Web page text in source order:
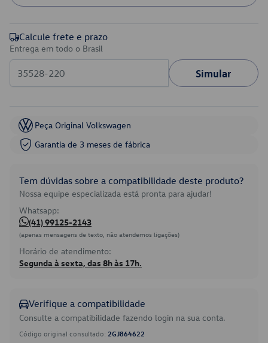
Calcule frete e prazo
Entrega em todo o Brasil
Simular
Peça Original Volkswagen
Garantia de 3 meses de fábrica
Tem dúvidas sobre a compatibilidade deste produto?
Nossa equipe especializada está pronta para ajudar!
Whatsapp:
(41) 99125-2143
(apenas mensagens de texto, não atendemos ligações)
Horário de atendimento:
Segunda à sexta, das 8h às 17h.
Verifique a compatibilidade
Consulte a compatibilidade fazendo login na sua conta.
Código original consultado: 2GJ864622